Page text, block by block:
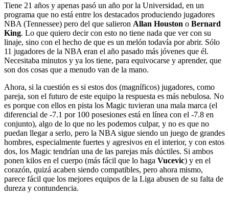
Tiene 21 años y apenas pasó un año por la Universidad, en un
programa que no está entre los destacados produciendo jugadores
NBA (Tennessee) pero del que salieron Allan Houston o Bernard
King. Lo que quiero decir con esto no tiene nada que ver con su
linaje, sino con el hecho de que es un melón todavía por abrir. Sólo
11 jugadores de la NBA eran el año pasado más jóvenes que él.
Necesitaba minutos y ya los tiene, para equivocarse y aprender, que
son dos cosas que a menudo van de la mano.
Ahora, si la cuestión es si estos dos (magníficos) jugadores, como
pareja, son el futuro de este equipo la respuesta es más nebulosa. No
es porque con ellos en pista los Magic tuvieran una mala marca (el
diferencial de -7.1 por 100 posesiones está en línea con el -7.8 en
conjunto), algo de lo que no les podemos culpar, y no es que no
puedan llegar a serlo, pero la NBA sigue siendo un juego de grandes
hombres, especialmente fuertes y agresivos en el interior, y con estos
dos, los Magic tendrían una de las parejas más dúctiles. Si ambos
ponen kilos en el cuerpo (más fácil que lo haga Vucevic) y en el
corazón, quizá acaben siendo compatibles, pero ahora mismo,
parece fácil que los mejores equipos de la Liga abusen de su falta de
dureza y contundencia.